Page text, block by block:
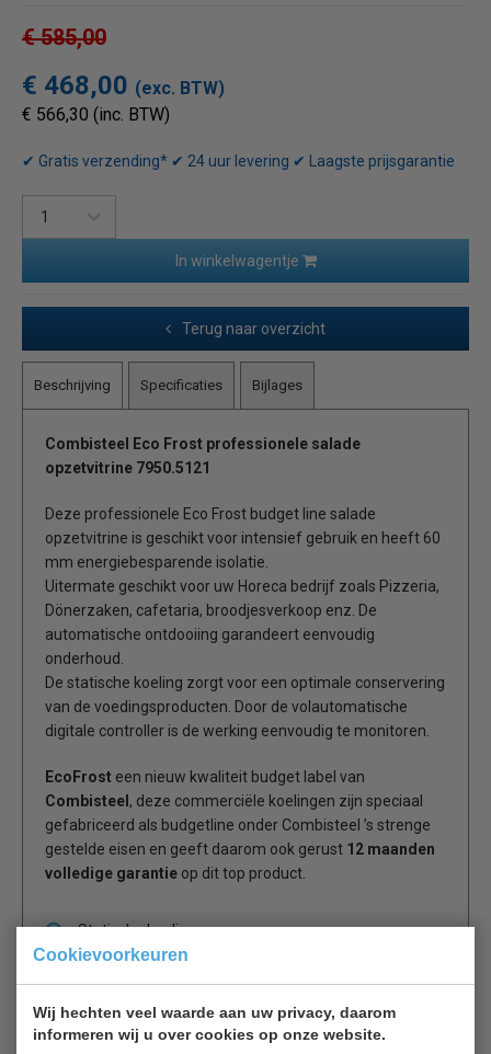
Cookievoorkeuren
Wij hechten veel waarde aan uw privacy, daarom
informeren wij u over cookies op onze website.
€ 585,00
€ 468,00 (exc. BTW)
€ 566,30 (inc. BTW)
✔ Gratis verzending* ✔ 24 uur levering ✔ Laagste prijsgarantie
In winkelwagentje
Terug naar overzicht
Beschrijving Specificaties Bijlages
Combisteel Eco Frost professionele salade
opzetvitrine 7950.5121
Deze professionele Eco Frost budget line salade
opzetvitrine is geschikt voor intensief gebruik en heeft 60
mm energiebesparende isolatie.
Uitermate geschikt voor uw Horeca bedrijf zoals Pizzeria,
Dönerzaken, cafetaria, broodjesverkoop enz. De
automatische ontdooiing garandeert eenvoudig
onderhoud.
De statische koeling zorgt voor een optimale conservering
van de voedingsproducten. Door de volautomatische
digitale controller is de werking eenvoudig te monitoren.
EcoFrost een nieuw kwaliteit budget label van
Combisteel , deze commerciële koelingen zijn speciaal
gefabriceerd als budgetline onder Combisteel ’s strenge
gestelde eisen en geeft daarom ook gerust 12 maanden
volledige garantie op dit top product.
Statische koeling
Gebruiksvriendelijke bediening met digitaal display en
Exclusief
bakken + deksels (optie)